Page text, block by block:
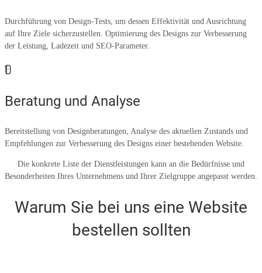
Durchführung von Design-Tests, um dessen Effektivität und Ausrichtung
auf Ihre Ziele sicherzustellen. Optimierung des Designs zur Verbesserung
der Leistung, Ladezeit und SEO-Parameter.
10
Beratung und Analyse
Bereitstellung von Designberatungen, Analyse des aktuellen Zustands und
Empfehlungen zur Verbesserung des Designs einer bestehenden Website.
Die konkrete Liste der Dienstleistungen kann an die Bedürfnisse und
Besonderheiten Ihres Unternehmens und Ihrer Zielgruppe angepasst werden.
Warum Sie bei uns eine Website
bestellen sollten